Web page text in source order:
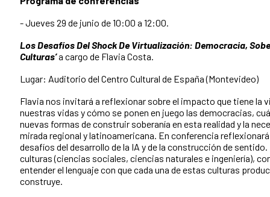
- Jueves 29 de junio de 10:00 a 12:00.
Los Desafíos Del Shock De Virtualización: Democracia,
Culturas’a cargo de Flavia Costa.
Lugar: Auditorio del Centro Cultural de España (Montevideo)
Flavia nos invitará a reflexionar sobre el impacto que tiene la
nuestras vidas y cómo se ponen en juego las democracias,
nuevas formas de construir soberanía en esta realidad y la
mirada regional y latinoamericana. En conferencia
desafíos del desarrollo de la IA y de la construcción de
culturas (ciencias sociales, ciencias naturales e ingeniería),
entender el lenguaje con que cada una de estas culturas
construye.